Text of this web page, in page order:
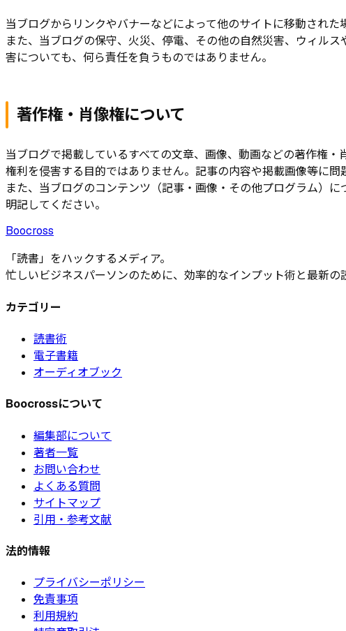
当ブログからリンクやバナーなどによって他のサイトに移動され
また、当ブログの保守、火災、停電、その他の自然災害、ウィル
害についても、何ら責任を負うものではありません。
著作権・肖像権について
当ブログで掲載しているすべての文章、画像、動画などの著作権・
権利を侵害する目的ではありません。記事の内容や掲載画像等に
また、当ブログのコンテンツ（記事・画像・その他プログラム）
明記してください。
Boocross
「読書」をハックするメディア。
忙しいビジネスパーソンのために、効率的なインプット術と最新の
カテゴリー
読書術
電子書籍
オーディオブック
Boocrossについて
編集部について
著者一覧
お問い合わせ
よくある質問
サイトマップ
引用・参考文献
法的情報
プライバシーポリシー
免責事項
利用規約